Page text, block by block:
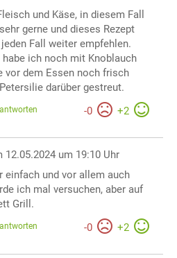
und Käse, in diesem Fall
gerne und dieses Rezept
Fall weiter empfehlen.
ich noch mit Knoblauch
vor dem Essen noch frisch
darüber gestreut.
-0 +2
12.05.2024 um 19:10 Uhr
einfach und vor allem auch
ich mal versuchen, aber auf
Grill.
-0 +2